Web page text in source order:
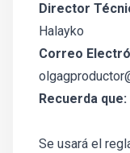
Director
Halayko
Correo
Recuerda que:
Se usará el